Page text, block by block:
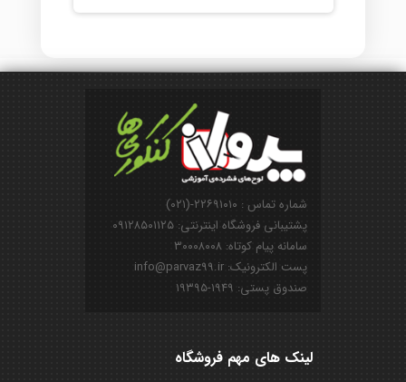
شماره تماس : ۲۲۶۹۱۰۱۰-(۰۲۱)
پشتیبانی فروشگاه اینترنتی: ۰۹۱۲۸۵۰۱۱۲۵
سامانه پیام کوتاه: ۳۰۰۰۸۰۰۸
پست الکترونیک: info@parvaz99.ir
صندوق پستی: ۱۹۴۹-۱۹۳۹۵
لینک های مهم فروشگاه